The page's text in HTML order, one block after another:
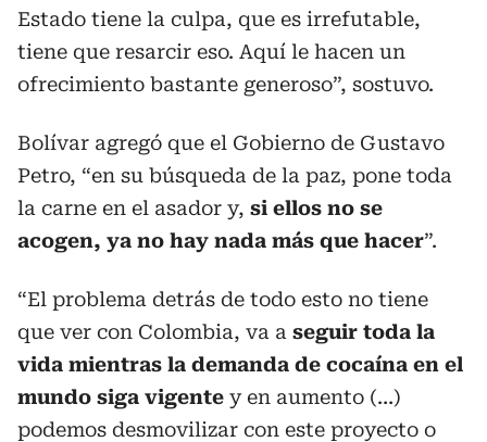
Estado tiene la culpa, que es irrefutable,
tiene que resarcir eso. Aquí le hacen un
ofrecimiento bastante generoso”, sostuvo.
Bolívar agregó que el Gobierno de Gustavo
Petro, “en su búsqueda de la paz, pone toda
la carne en el asador y, si ellos no se
acogen, ya no hay nada más que hacer”.
“El problema detrás de todo esto no tiene
que ver con Colombia, va a seguir toda la
vida mientras la demanda de cocaína en el
mundo siga vigente y en aumento (…)
podemos desmovilizar con este proyecto o